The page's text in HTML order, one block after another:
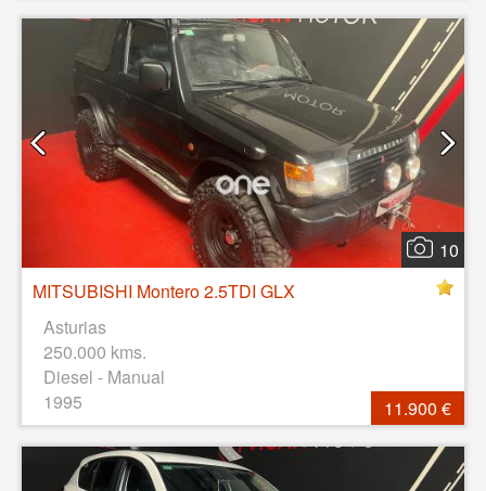
10
MITSUBISHI Montero 2.5TDI GLX
Asturias
250.000 kms.
Diesel - Manual
1995
11.900 €